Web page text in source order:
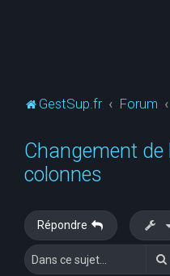
GestSup.fr Forum
Changement de
colonnes
Répondre